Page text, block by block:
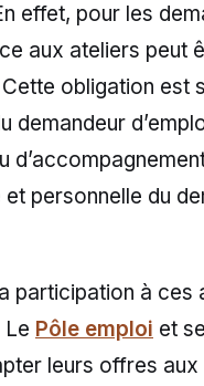
effet, pour les
aux ateliers peut
obligation est
demandeur
personnelle du
participation à ces
Le Pôle emploi et
leurs offres aux